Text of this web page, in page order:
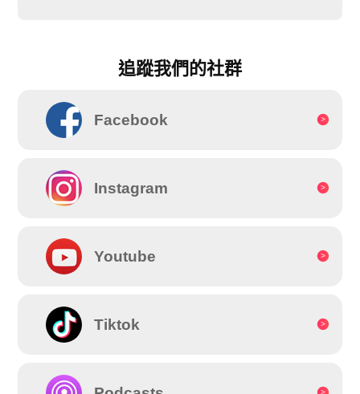
追蹤我們的社群
Facebook
Instagram
Youtube
Tiktok